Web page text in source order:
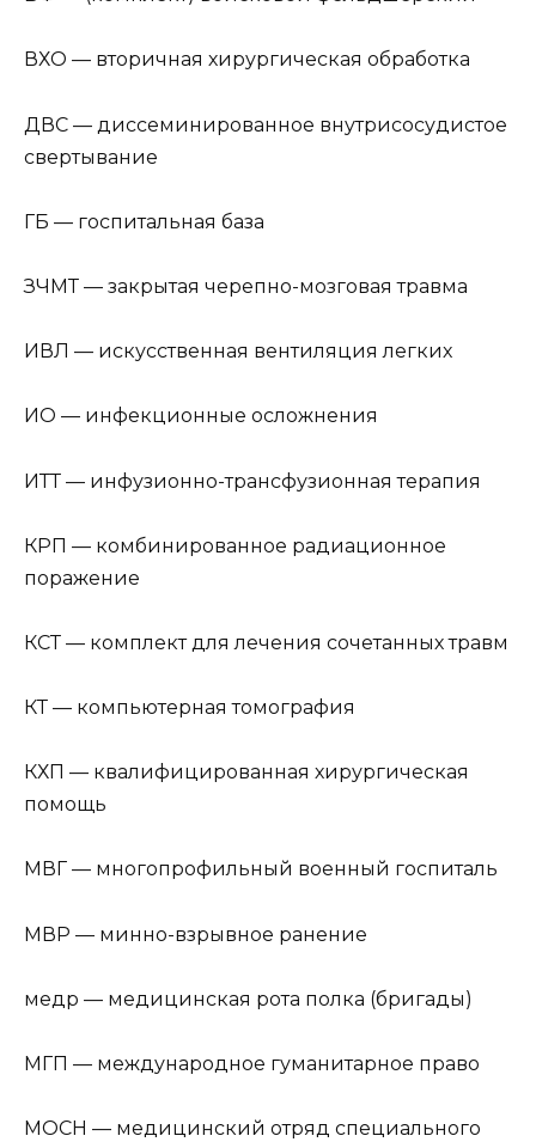
ВХО — вторичная хирургическая обработка
ДВС — диссеминированное внутрисосудистое
свертывание
ГБ — госпитальная база
ЗЧМТ — закрытая черепно-мозговая травма
ИВЛ — искусственная вентиляция легких
ИО — инфекционные осложнения
ИТТ — инфузионно-трансфузионная терапия
КРП — комбинированное радиационное
поражение
КСТ — комплект для лечения сочетанных травм
КТ — компьютерная томография
КХП — квалифицированная хирургическая
помощь
МВГ — многопрофильный военный госпиталь
МВР — минно-взрывное ранение
медр — медицинская рота полка (бригады)
МГП — международное гуманитарное право
МОСН — медицинский отряд специального